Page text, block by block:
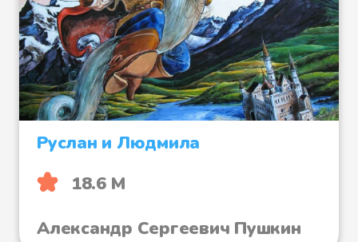
Руслан и Людмила
18.6 М
Александр Сергеевич Пушкин